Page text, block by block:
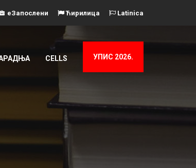
еЗапослени Ћирилица Latinica
CELLS УПИС 2026.